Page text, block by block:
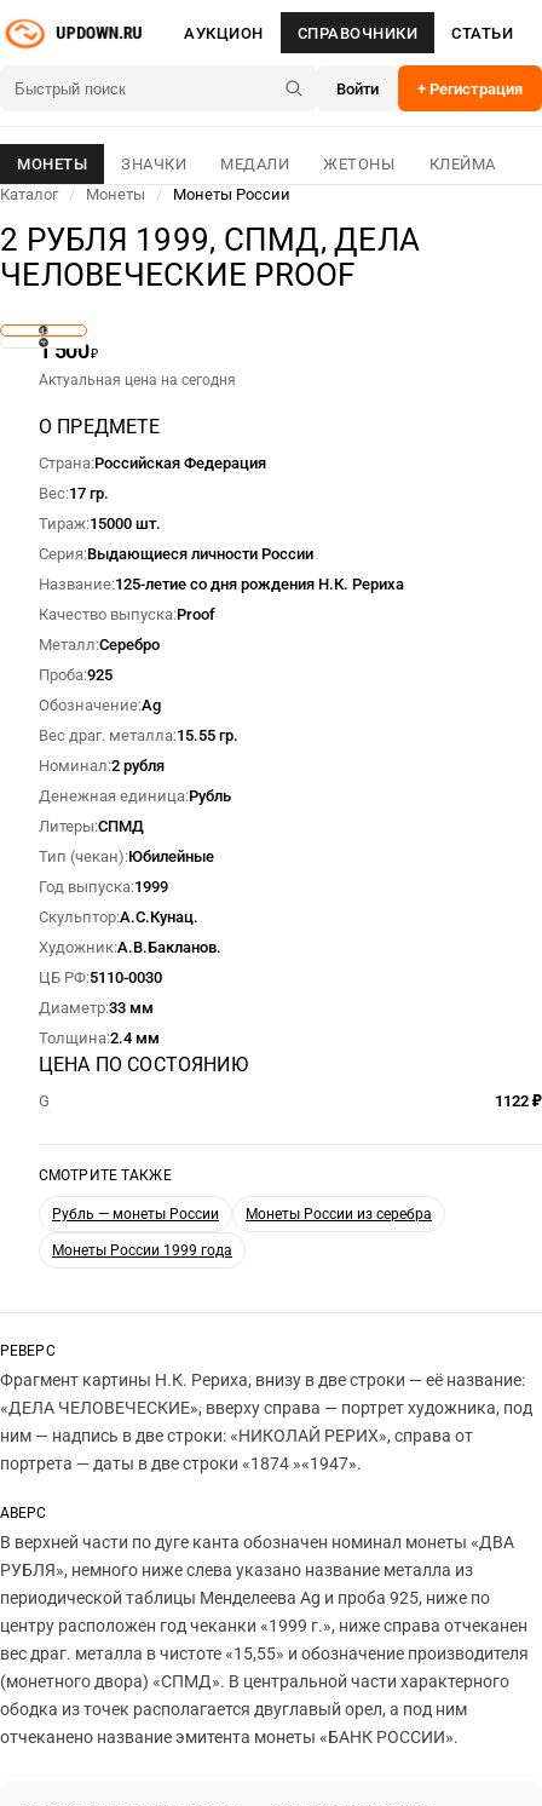
АУКЦИОН СПРАВОЧНИКИ СТАТЬИ
Войти + Регистрация
МОНЕТЫ ЗНАЧКИ МЕДАЛИ ЖЕТОНЫ
КЛЕЙМА
Каталог
/ Монеты / Монеты России
2 РУБЛЯ 1999, СПМД, ДЕЛА
ЧЕЛОВЕЧЕСКИЕ PROOF
1 500₽
Актуальная цена на сегодня
О ПРЕДМЕТЕ
Страна Российская Федерация
Вес 17 гр.
Тираж 15000 шт.
Серия Выдающиеся личности России
Название 125-летие со дня рождения Н.К. Рериха
Качество выпуска Proof
Металл Серебро
Проба 925
Обозначение Ag
Вес драг. металла 15.55 гр.
Номинал 2 рубля
Денежная единица Рубль
Литеры СПМД
Тип (чекан) Юбилейные
Год выпуска 1999
Скульптор А.С.Кунац.
Художник А.В.Бакланов.
ЦБ РФ 5110-0030
Диаметр 33 мм
Толщина 2.4 мм
ЦЕНА ПО СОСТОЯНИЮ
G 1122 ₽
СМОТРИТЕ ТАКЖЕ
Рубль — монеты России Монеты России из серебра
Монеты России 1999 года
РЕВЕРС
Фрагмент картины Н.К. Рериха, внизу в две строки — её название:
«ДЕЛА ЧЕЛОВЕЧЕСКИЕ», вверху справа — портрет художника, под
ним — надпись в две строки: «НИКОЛАЙ РЕРИХ», справа от
портрета — даты в две строки «1874 »«1947».
АВЕРС
В верхней части по дуге канта обозначен номинал монеты «ДВА
РУБЛЯ», немного ниже слева указано название металла из
периодической таблицы Менделеева Ag и проба 925, ниже по
центру расположен год чеканки «1999 г.», ниже справа отчеканен
вес драг. металла в чистоте «15,55» и обозначение производителя
(монетного двора) «СПМД». В центральной части характерного
ободка из точек располагается двуглавый орел, а под ним
отчеканено название эмитента монеты «БАНК РОССИИ».